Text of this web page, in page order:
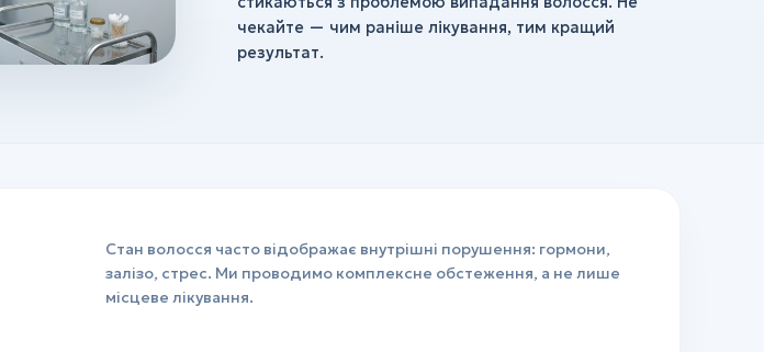
чекайте — чим раніше лікування, тим кращий
результат.
Стан волосся часто відображає внутрішні порушення: гормони,
залізо, стрес. Ми проводимо комплексне обстеження, а не лише
місцеве лікування.